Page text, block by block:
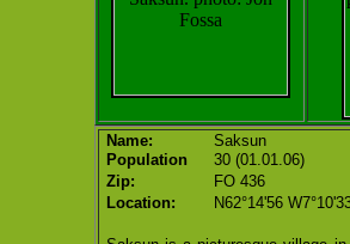
Name:
Saksun
Population
30 (01.01.06)
Zip:
FO 436
Location:
N62°14'56